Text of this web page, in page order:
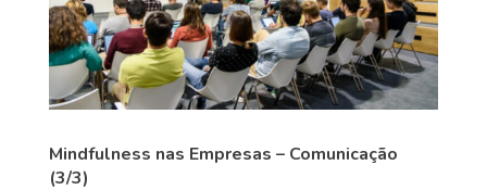
Mindfulness nas Empresas – Comunicação
(3/3)